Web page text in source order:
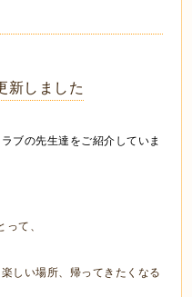
新しました
ブの先生達をご紹介していま
て、
しい場所、帰ってきたくなる